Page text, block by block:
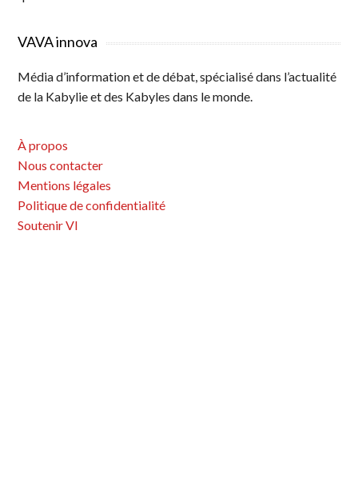
VAVA innova
Média d’information et de débat, spécialisé dans l’actualité
de la Kabylie et des Kabyles dans le monde.
À propos
Nous contacter
Mentions légales
Politique de confidentialité
Soutenir VI